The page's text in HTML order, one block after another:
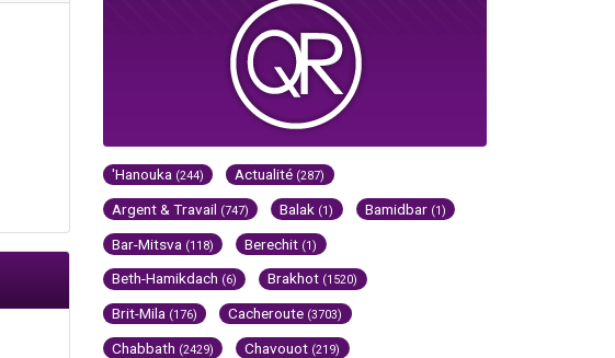
'Hanouka (244) Actualité (287)
Argent & Travail (747) Balak (1) Bamidbar (1)
Bar-Mitsva (118) Berechit (1)
Beth-Hamikdach (6) Brakhot (1520)
Brit-Mila (176) Cacheroute (3703)
Chabbath (2429) Chavouot (219)